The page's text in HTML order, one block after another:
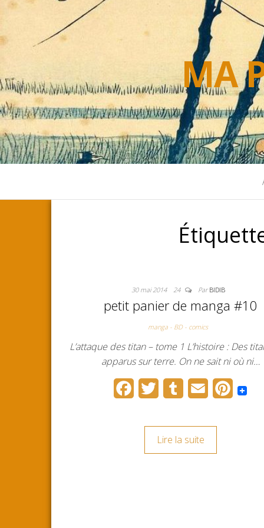
MA
30 mai 2014 24 ParBIDIB
petit panier de manga #10
manga - BD - comics
L’attaque des titan – tome 1 L’histoire : Des
apparus sur terre. On ne sait ni où ni…
i
m
a
P
Lire la suite